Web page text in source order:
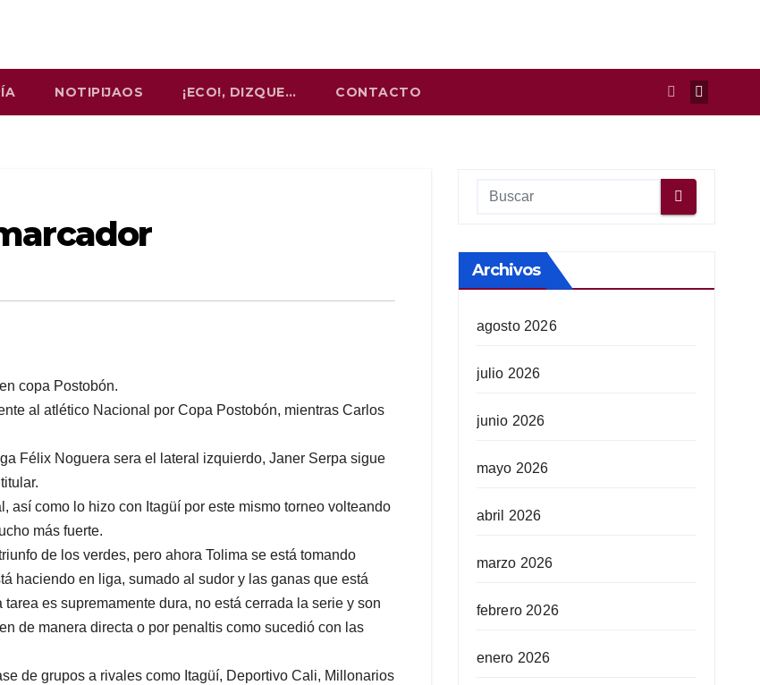
NOTIPIJAOS ¡ECO!, DIZQUE… CONTACTO
copa Postobón.
al atlético Nacional por Copa Postobón, mientras Carlos
Félix Noguera sera el lateral izquierdo, Janer Serpa sigue
así como lo hizo con Itagüí por este mismo torneo volteando
más fuerte.
de los verdes, pero ahora Tolima se está tomando
haciendo en liga, sumado al sudor y las ganas que está
es supremamente dura, no está cerrada la serie y son
de manera directa o por penaltis como sucedió con las
de grupos a rivales como Itagüí, Deportivo Cali, Millonarios
Archivos
agosto 2026
julio 2026
junio 2026
mayo 2026
abril 2026
marzo 2026
febrero 2026
enero 2026